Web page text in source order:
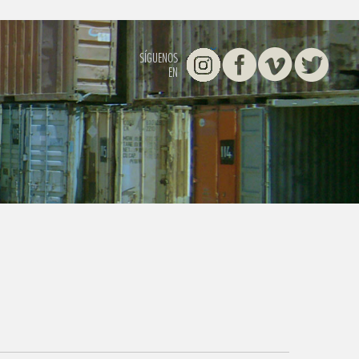
SÍGUENOS
EN
InstagramFacebookVimeoTwitter